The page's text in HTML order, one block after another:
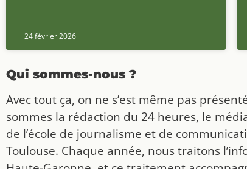
24 février 2026
Qui sommes-nous ?
Avec tout ça, on ne s’est même pas
sommes la rédaction du 24 heures, le
de l’école de journalisme et de
Toulouse. Chaque année, nous traitons